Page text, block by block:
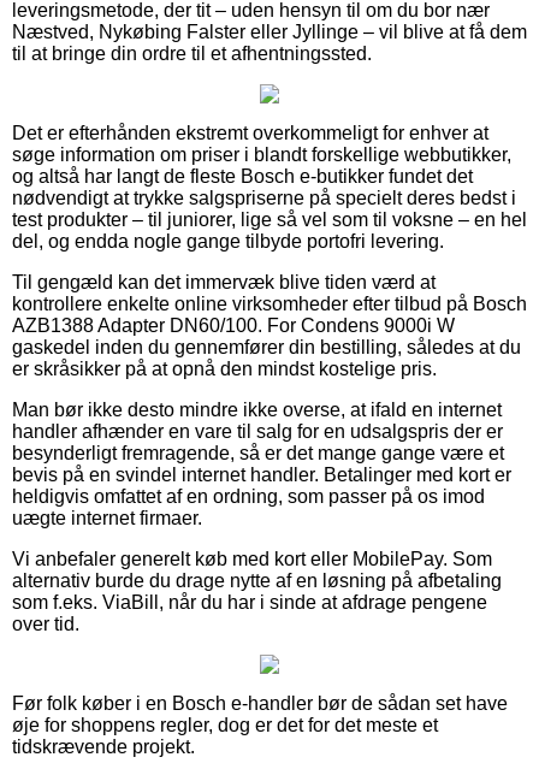
leveringsmetode, der tit – uden hensyn til om du bor nær
Næstved, Nykøbing Falster eller Jyllinge – vil blive at få dem
til at bringe din ordre til et afhentningssted.
Det er efterhånden ekstremt overkommeligt for enhver at
søge information om priser i blandt forskellige webbutikker,
og altså har langt de fleste Bosch e-butikker fundet det
nødvendigt at trykke salgspriserne på specielt deres bedst i
test produkter – til juniorer, lige så vel som til voksne – en hel
del, og endda nogle gange tilbyde portofri levering.
Til gengæld kan det immervæk blive tiden værd at
kontrollere enkelte online virksomheder efter tilbud på Bosch
AZB1388 Adapter DN60/100. For Condens 9000i W
gaskedel inden du gennemfører din bestilling, således at du
er skråsikker på at opnå den mindst kostelige pris.
Man bør ikke desto mindre ikke overse, at ifald en internet
handler afhænder en vare til salg for en udsalgspris der er
besynderligt fremragende, så er det mange gange være et
bevis på en svindel internet handler. Betalinger med kort er
heldigvis omfattet af en ordning, som passer på os imod
uægte internet firmaer.
Vi anbefaler generelt køb med kort eller MobilePay. Som
alternativ burde du drage nytte af en løsning på afbetaling
som f.eks. ViaBill, når du har i sinde at afdrage pengene
over tid.
Før folk køber i en Bosch e-handler bør de sådan set have
øje for shoppens regler, dog er det for det meste et
tidskrævende projekt.